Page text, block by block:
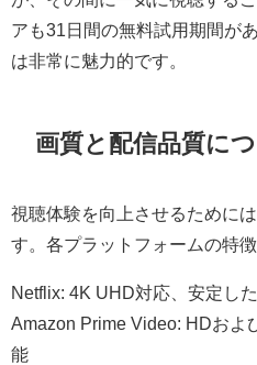
アも31日間の無料試用期間が
は非常に魅力的です。
画質と配信品質に
視聴体験を向上させるために
す。各プラットフォームの特
Netflix: 4K UHD対応、安定し
Amazon Prime Video: HDおよ
能